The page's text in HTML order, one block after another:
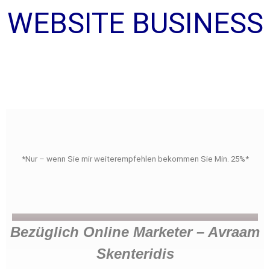
WEBSITE BUSINESS
*Nur – wenn Sie mir weiterempfehlen bekommen Sie Min. 25%*
Bezüglich Online Marketer – Avraam
Skenteridis